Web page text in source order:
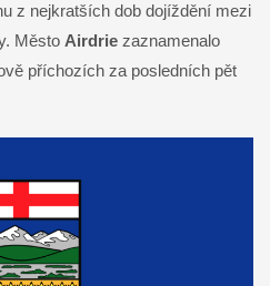
z nejkratších dob dojíždění mezi
Město Airdrie zaznamenalo
příchozích za posledních pět